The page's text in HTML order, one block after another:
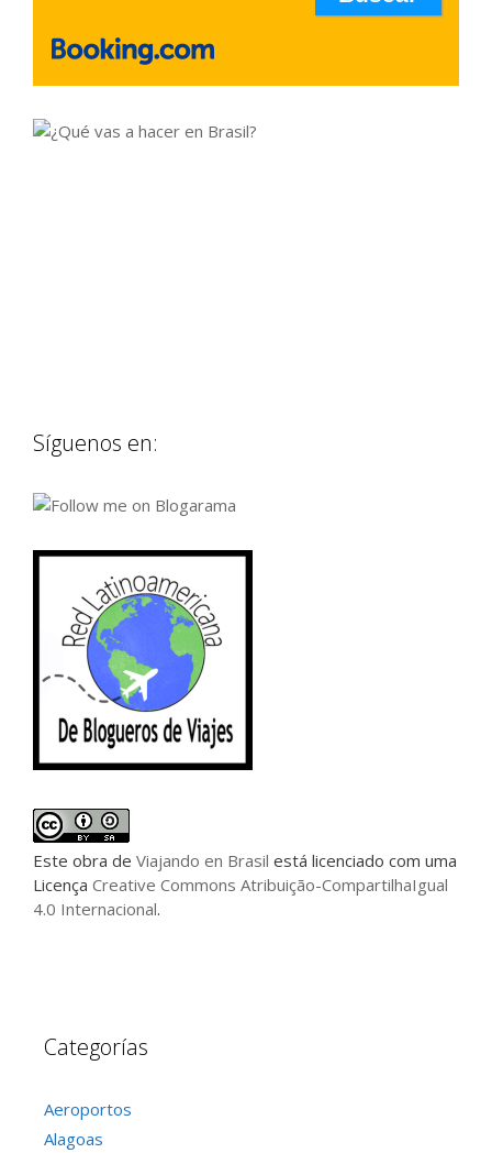
Síguenos en:
Este obra de Viajando en Brasil está licenciado com uma
Licença Creative Commons Atribuição-CompartilhaIgual
4.0 Internacional.
Categorías
Aeroportos
Alagoas